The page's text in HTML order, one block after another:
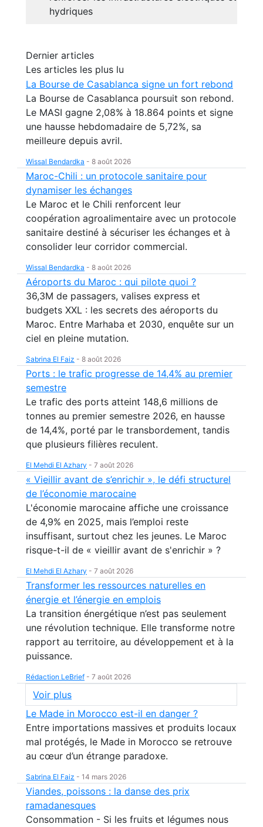
hydriques
Dernier articles
Les articles les plus lu
La Bourse de Casablanca signe un fort rebond
La Bourse de Casablanca poursuit son rebond.
Le MASI gagne 2,08% à 18.864 points et signe
une hausse hebdomadaire de 5,72%, sa
meilleure depuis avril.
Wissal Bendardka - 8 août 2026
Maroc-Chili : un protocole sanitaire pour
dynamiser les échanges
Le Maroc et le Chili renforcent leur
coopération agroalimentaire avec un protocole
sanitaire destiné à sécuriser les échanges et à
consolider leur corridor commercial.
Wissal Bendardka - 8 août 2026
Aéroports du Maroc : qui pilote quoi ?
36,3M de passagers, valises express et
budgets XXL : les secrets des aéroports du
Maroc. Entre Marhaba et 2030, enquête sur un
ciel en pleine mutation.
Sabrina El Faiz - 8 août 2026
Ports : le trafic progresse de 14,4% au premier
semestre
Le trafic des ports atteint 148,6 millions de
tonnes au premier semestre 2026, en hausse
de 14,4%, porté par le transbordement, tandis
que plusieurs filières reculent.
El Mehdi El Azhary - 7 août 2026
« Vieillir avant de s’enrichir », le défi structurel
de l’économie marocaine
L'économie marocaine affiche une croissance
de 4,9% en 2025, mais l’emploi reste
insuffisant, surtout chez les jeunes. Le Maroc
risque-t-il de « vieillir avant de s'enrichir » ?
El Mehdi El Azhary - 7 août 2026
Transformer les ressources naturelles en
énergie et l’énergie en emplois
La transition énergétique n’est pas seulement
une révolution technique. Elle transforme notre
rapport au territoire, au développement et à la
puissance.
Rédaction LeBrief - 7 août 2026
Voir plus
Le Made in Morocco est-il en danger ?
Entre importations massives et produits locaux
mal protégés, le Made in Morocco se retrouve
au cœur d’un étrange paradoxe.
Sabrina El Faiz - 14 mars 2026
Viandes, poissons : la danse des prix
ramadanesques
Consommation - Si les fruits et légumes nous